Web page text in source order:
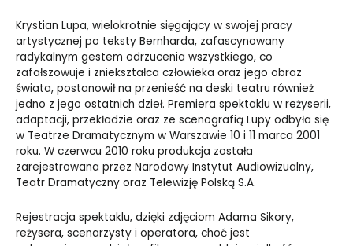
Krystian Lupa, wielokrotnie sięgający w swojej pracy
artystycznej po teksty Bernharda, zafascynowany
radykalnym gestem odrzucenia wszystkiego, co
zafałszowuje i zniekształca człowieka oraz jego obraz
świata, postanowił na przenieść na deski teatru również
jedno z jego ostatnich dzieł. Premiera spektaklu w reżyserii,
adaptacji, przekładzie oraz ze scenografią Lupy odbyła się
w Teatrze Dramatycznym w Warszawie 10 i 11 marca 2001
roku. W czerwcu 2010 roku produkcja została
zarejestrowana przez Narodowy Instytut Audiowizualny,
Teatr Dramatyczny oraz Telewizję Polską S.A.
Rejestracja spektaklu, dzięki zdjęciom Adama Sikory,
reżysera, scenarzysty i operatora, choć jest